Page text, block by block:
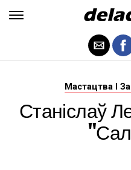
Мастацтва І
Станіслаў